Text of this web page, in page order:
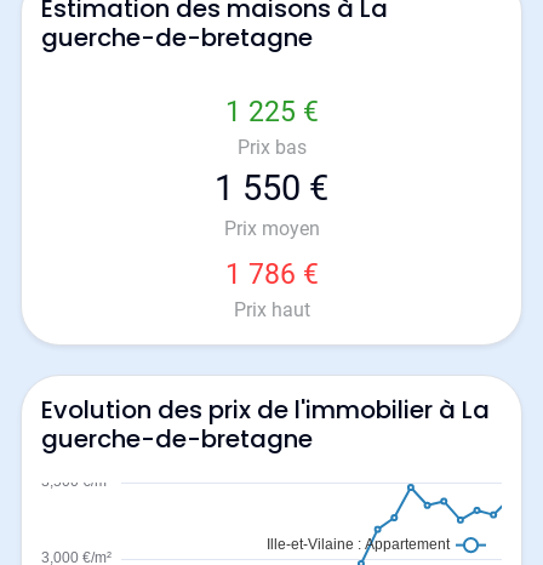
Estimation des maisons à La
guerche-de-bretagne
1 225 €
Prix bas
1 550 €
Prix moyen
1 786 €
Prix haut
Evolution des prix de l'immobilier à La
guerche-de-bretagne